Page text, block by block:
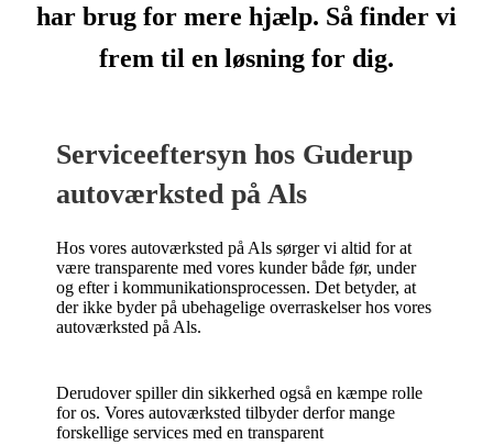
har brug for mere hjælp. Så finder vi
frem til en løsning for dig.
Serviceeftersyn hos Guderup
autoværksted på Als
Hos vores autoværksted på Als sørger vi altid for at
være transparente med vores kunder både før, under
og efter i kommunikationsprocessen. Det betyder, at
der ikke byder på ubehagelige overraskelser hos vores
autoværksted på Als.
Derudover spiller din sikkerhed også en kæmpe rolle
for os. Vores autoværksted tilbyder derfor mange
forskellige services med en transparent